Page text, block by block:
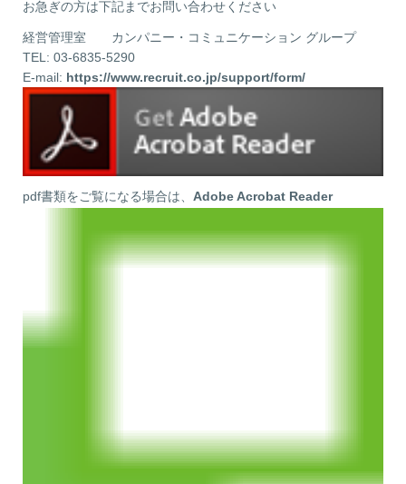
お急ぎの方は下記までお問い合わせください
経営管理室 カンパニー・コミュニケーション グループ
TEL: 03-6835-5290
E-mail: https://www.recruit.co.jp/support/form/
pdf書類をご覧になる場合は、 Adobe Acrobat Reader